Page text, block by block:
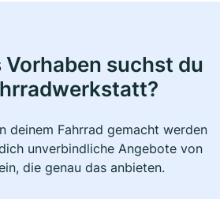
Vorhaben suchst du
deinem Fahrrad gemacht werden
unverbindliche Angebote von
die genau das anbieten.